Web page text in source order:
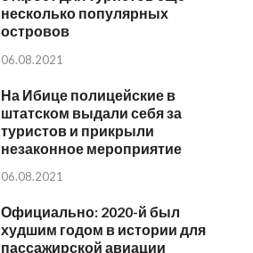
несколько популярных
островов
06.08.2021
На Ибице полицейские в
штатском выдали себя за
туристов и прикрыли
незаконное мероприятие
06.08.2021
Официально: 2020-й был
худшим годом в истории для
пассажирской авиации